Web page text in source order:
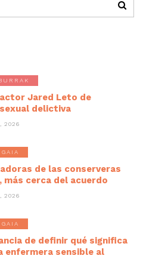
Jared Leto de
delictiva
2026
de las conserveras
más cerca del acuerdo
2026
de definir qué significa
enfermera sensible al